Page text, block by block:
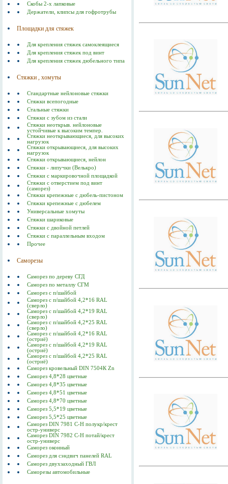
Скобы 2-х лапковые
Держатели, клипсы для гофротрубы
Площадки для стяжек
Для крепления стяжек самоклеящиеся
Для крепления стяжек под винт
Для крепления стяжек дюбельного типа
Стяжки , хомуты
Стандартные нейлоновые стяжки
Стяжки всепогодные
Стальные стяжки
Cтяжки с зубом из стали
Стяжки неоткрыв. нейлоновые
устойчивые к высоким темпер.
Стяжки неоткрывающиеся, для высоких
нагрузок
Стяжки открывающиеся, для высоких
нагрузок
Стяжки открывающиеся, нейлон
Стяжки - липучки (Велькро)
Стяжки с маркировочной площадкой
Стяжки с отверстием под винт
(саморез)
Стяжки крепежные с дюбель-пистоном
Стяжки крепежные с дюбелем
Универсальные хомуты
Стяжки шариковые
Стяжки с двойной петлей
Стяжки с параллельным входом
Прочее
Саморезы
Саморез по дереву СГД
Саморез по металлу СГМ
Саморез с п/шайбой
Саморез с п/шайбой 4,2*16 RAL
(сверло)
Саморез с п/шайбой 4,2*19 RAL
(сверло)
Саморез с п/шайбой 4,2*25 RAL
(сверло)
Саморез с п/шайбой 4,2*16 RAL
(остриё)
Саморез с п/шайбой 4,2*19 RAL
(остриё)
Саморез с п/шайбой 4,2*25 RAL
(остриё)
Саморез кровельный DIN 7504К Zn
Саморез 4,8*28 цветные
Саморез 4,8*35 цветные
Саморез 4,8*51 цветные
Саморез 4,8*70 цветные
Саморез 5,5*19 цветные
Саморез 5,5*25 цветные
Саморез DIN 7981 C-Н полукр/крест
остр-универс
Саморез DIN 7982 C-Н потай/крест
остр-универс
Саморез оконный
Саморез для сэндвич панелей RAL
Саморез двухзаходный ГВЛ
Саморезы автомобильные